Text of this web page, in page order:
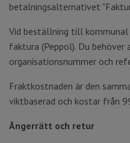
betalningsalternativet
Vid beställning till kommunal
faktura (Peppol). Du behöver
organisationsnummer och
Fraktkostnaden är den
viktbaserad och kostar från
Ångerrätt och retur